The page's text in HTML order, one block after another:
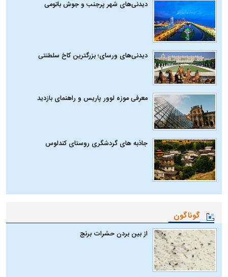
دیدنی‌های شهر پرجنب و جوش باتومی
دیدنی‌های ورسای؛ بزرگترین کاخ سلطنتی
معرفی موزه لوور پاریس و راهنمای بازدید
جاذبه های گردشگری روستای کندلوس
گوناگون
از بین بردن حشرات برنج